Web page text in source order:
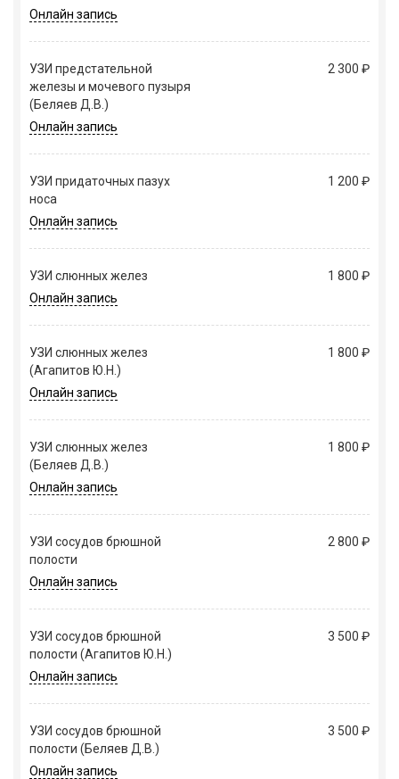
Онлайн запись
УЗИ предстательной
железы и мочевого пузыря
(Беляев Д.В.)
2 300 ₽
Онлайн запись
УЗИ придаточных пазух
носа
1 200 ₽
Онлайн запись
УЗИ слюнных желез
1 800 ₽
Онлайн запись
УЗИ слюнных желез
(Агапитов Ю.Н.)
1 800 ₽
Онлайн запись
УЗИ слюнных желез
(Беляев Д.В.)
1 800 ₽
Онлайн запись
УЗИ сосудов брюшной
полости
2 800 ₽
Онлайн запись
УЗИ сосудов брюшной
полости (Агапитов Ю.Н.)
3 500 ₽
Онлайн запись
УЗИ сосудов брюшной
полости (Беляев Д.В.)
3 500 ₽
Онлайн запись